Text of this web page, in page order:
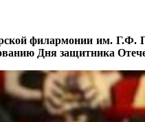
филармонии им. Г.Ф.
Дня защитника